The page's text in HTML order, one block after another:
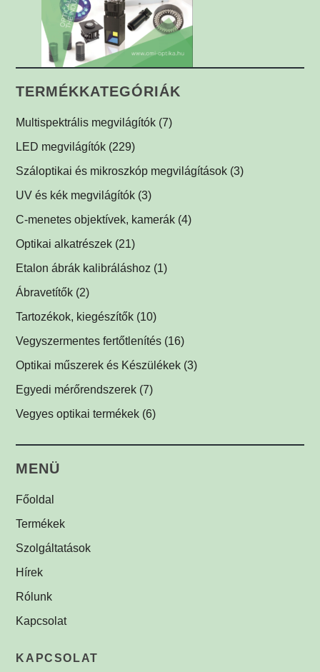
TERMÉKKATEGÓRIÁK
Multispektrális megvilágítók (7)
Multispektrális dóm megvilágítók
Multispektrális háttérvilágítók
LED megvilágítók (229)
Gyűrűvilágítók
(1)
Súrlófények
Égboltvilágítók
(1)
Koaxiális világítók
(2)
Háttérvilágítók
(5)
SPOT megvilágítók
SPOT vetítők
Mátrix megvilágítók
(2)
Csíkvetítők
Egyedi megvilágítók
(2)
Száloptikai és mikroszkóp megvilágítások (3)
UV és kék megvilágítók (3)
UV és kék megvilágítások fluoreszcens alkalmazáshoz
C-menetes objektívek, kamerák (4)
Optikai alkatrészek (21)
Műszerüvegek
(1)
Optikai tükrök, prizmák
Lencsék
(1)
Optikai szűrők
(5)
Védőüvegek
Etalon ábrák kalibráláshoz (1)
Ábravetítők (2)
Tartozékok, kiegészítők (10)
LED tápegységek
(1)
Kábelek
(1)
C-menetes közdarabok
(1)
Egyéb menetes adapterek (1)
Vegyszermentes fertőtlenítés (16)
Vírusölő és baktériumölő réz fólia
(12)
UV-C légfertőtlenítő
(3)
Optikai műszerek és Készülékek (3)
Egyedi mérőrendszerek (7)
Vegyes optikai termékek (6)
MENÜ
Főoldal
Termékek
Szolgáltatások
Hírek
Rólunk
Kapcsolat
KAPCSOLAT